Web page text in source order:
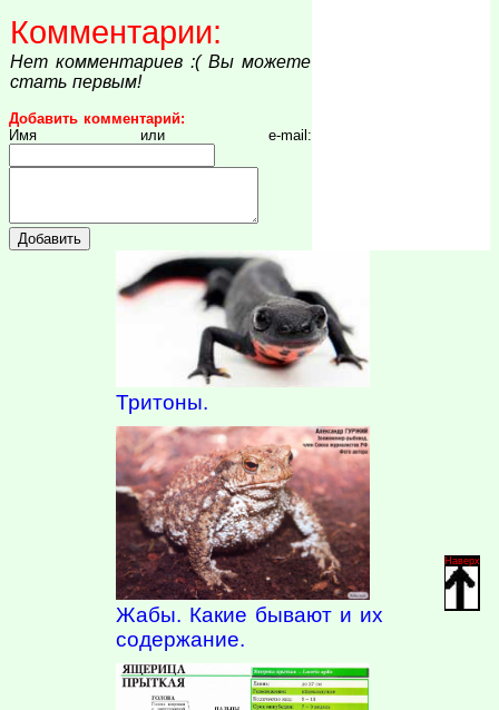
Комментарии:
Нет комментариев :( Вы можете
стать первым!
Добавить комментарий:
Имя или e-mail:
Тритоны.
Жабы. Какие бывают и их
содержание.
Наверх